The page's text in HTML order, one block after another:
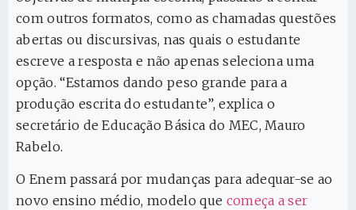
com outros formatos, como as chamadas questões
abertas ou discursivas, nas quais o estudante
escreve a resposta e não apenas seleciona uma
opção. “Estamos dando peso grande para a
produção escrita do estudante”, explica o
secretário de Educação Básica do MEC, Mauro
Rabelo.
O Enem passará por mudanças para adequar-se ao
novo ensino médio, modelo que começa a ser